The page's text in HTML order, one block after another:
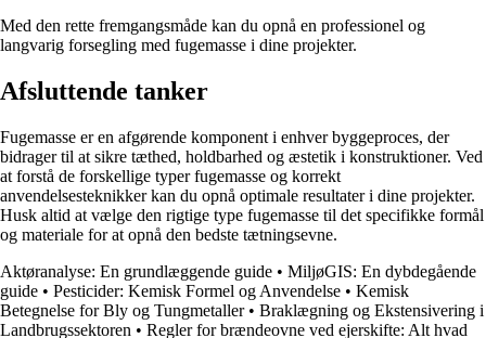
Med den rette fremgangsmåde kan du opnå en professionel og
langvarig forsegling med fugemasse i dine projekter.
Afsluttende tanker
Fugemasse er en afgørende komponent i enhver byggeproces, der
bidrager til at sikre tæthed, holdbarhed og æstetik i konstruktioner. Ved
at forstå de forskellige typer fugemasse og korrekt
anvendelsesteknikker kan du opnå optimale resultater i dine projekter.
Husk altid at vælge den rigtige type fugemasse til det specifikke formål
og materiale for at opnå den bedste tætningsevne.
Aktøranalyse: En grundlæggende guide • MiljøGIS: En dybdegående
guide • Pesticider: Kemisk Formel og Anvendelse • Kemisk
Betegnelse for Bly og Tungmetaller• Braklægning og Ekstensivering i
Landbrugssektoren • Regler for brændeovne ved ejerskifte: Alt hvad